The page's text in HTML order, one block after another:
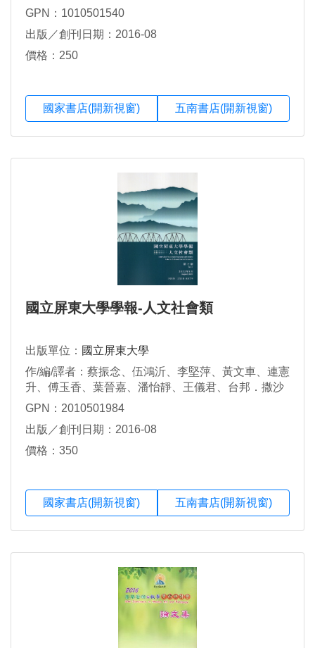
俊龍，李柏融，陳佳靖，吳家佑，黃樹乾，鄭昀姍，
儀，易昀緻，高宏瑋，郭承佑，李明錡，許家逢，陳
冠霖，楊中皇，張瑞觀，高梓淇，劉建源，黃國峰，
GPN：1010501540
出版／創刊日期：2016-08
價格：250
國家書店(開新視窗) 五南書店(開新視窗)
國立屏東大學學報-人文社會類
出版單位： 國立屏東大學
作/編/譯者：蔡振念、伍鴻沂、李堅萍、黃文車、連憲
升、傅玉香、葉晉嘉、潘怡靜、王儀君、台邦．撒沙
勒、周德禎、洪豐生、黃芳吟、葉淑華、萬毓澤、蔡
GPN：2010501984
出版／創刊日期：2016-08
價格：350
國家書店(開新視窗) 五南書店(開新視窗)